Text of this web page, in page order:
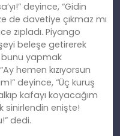
deyince, “Gidin
de davetiye çıkmaz mı
zıpladı. Piyango
şeyi beleşe getirerek
bunu yapmak
hemen kızıyorsun
deyince, “Üç kuruş
kafayı koyacağım
sinirlendin enişte!
dedi.